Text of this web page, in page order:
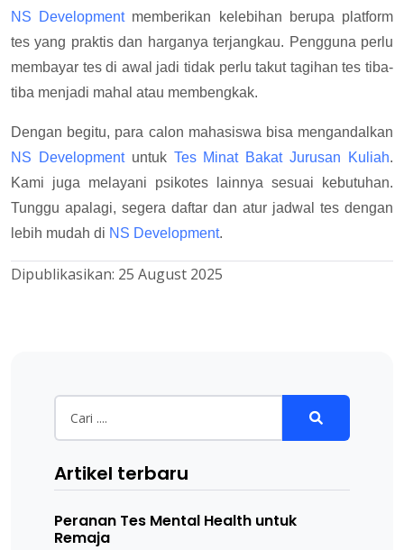
NS Developmentmemberikan kelebihan berupa platform
tes yang praktis dan harganya terjangkau. Pengguna perlu
membayar tes di awal jadi tidak perlu takut tagihan tes tiba-
tiba menjadi mahal atau membengkak.
Dengan begitu, para calon mahasiswa bisa mengandalkan
NS Developmentuntuk Tes Minat Bakat Jurusan Kuliah.
Kami juga melayani psikotes lainnya sesuai kebutuhan.
Tunggu apalagi, segera daftar dan atur jadwal tes dengan
lebih mudah di NS Development.
Dipublikasikan: 25 August 2025
Artikel terbaru
Peranan Tes Mental Health untuk
Remaja